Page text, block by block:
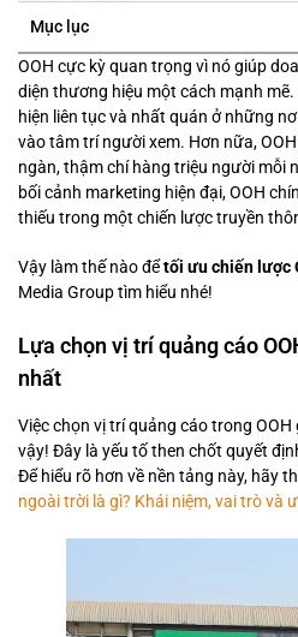
Mục lục
OOH cực kỳ quan trọng vì nó giúp
diện thương hiệu một cách mạnh
hiện liên tục và nhất quán ở những
vào tâm trí người xem. Hơn nữa,
ngàn, thậm chí hàng triệu người mỗi
bối cảnh marketing hiện đại, OOH
thiếu trong một chiến lược truyền
Vậy làm thế nào đểtối ưu chiến lược
Media Group tìm hiểu nhé!
Lựa chọn vị trí quảng cáo
nhất
Việc chọn vị trí quảng cáo trong
vậy! Đây là yếu tố then chốt quyết
Để hiểu rõ hơn về nền tảng này, hãy
ngoài trời là gì? Khái niệm, vai trò và